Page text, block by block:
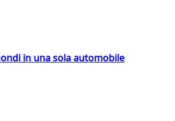
in una sola automobile